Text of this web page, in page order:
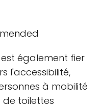
est également fier
l'accessibilité,
à mobilité
de toilettes